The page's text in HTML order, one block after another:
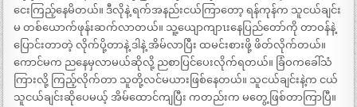
ငေးကြည့်နေမိတယ်။ ဒီလိုနဲ့ ရက်အနည်းငယ်ကြာတော့ ရန်ကုန်က သူငယ်ချင်း
မ တစ်ယောက်ဖုန်းဆက်လာတယ်။ သူ့ယျောကျာၤးနေပြည်တော်ကို တာဝန်နဲ့
ပြောင်းတာတဲ့ လိုက်ပို့တာနဲ့ ဒါနဲ့ အိမ်လာပြီး ထမင်းစားဖို့ ဖိတ်လိုက်တယ်။
ကောင်မက ညနေမှလာမယ်ဆိုလို့ ညစာပြင်ပေးလိုက်ရတယ်။ ခြံဝကခေါ်သံ
ကြားလို့ ကြည့်လိုက်တာ သူတို့လင်မယားဖြစ်နေတယ်။ သူငယ်ချင်းနဲ့က ငယ်
သူငယ်ချင်းဆိုပေမယ့် အိမ်ထောင်ကျပြီး ကတည်းက မတွေ့ဖြစ်တာကြာပြီ။